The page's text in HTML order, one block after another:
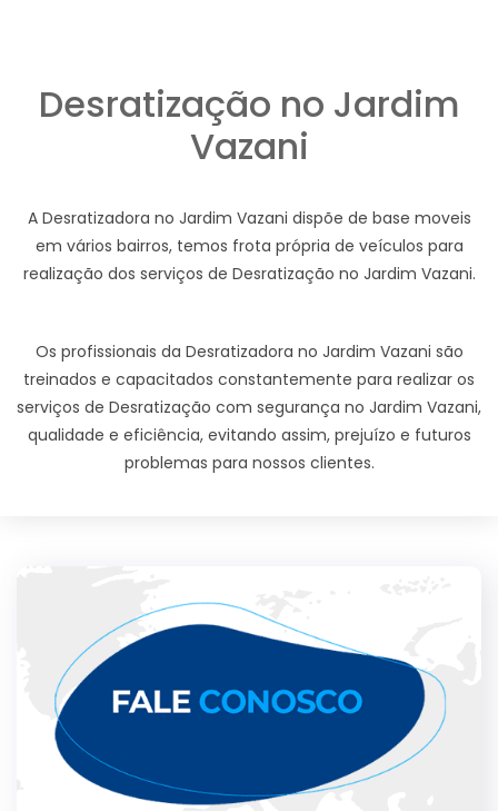
Desratização no Jardim
Vazani
A Desratizadora no Jardim Vazani dispõe de base moveis
em vários bairros, temos frota própria de veículos para
realização dos serviços de Desratização no Jardim Vazani.
Os profissionais da Desratizadora no Jardim Vazani são
treinados e capacitados constantemente para realizar os
serviços de Desratização com segurança no Jardim Vazani,
qualidade e eficiência, evitando assim, prejuízo e futuros
problemas para nossos clientes.